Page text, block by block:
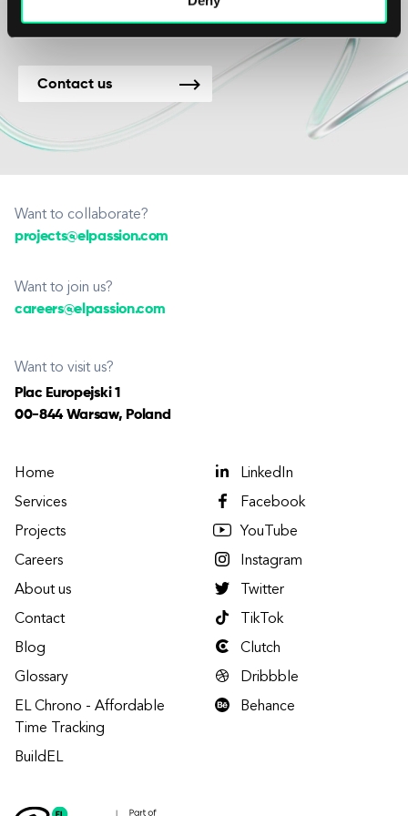
Contact us
Want to collaborate?
projects@elpassion.com
Want to join us?
careers@elpassion.com
Want to visit us?
Plac Europejski 1
00-844 Warsaw, Poland
Home
Services
Projects
Careers
About us
Contact
Blog
Glossary
EL Chrono - Affordable
Time Tracking
BuildEL
LinkedIn
Facebook
YouTube
Instagram
Twitter
TikTok
Clutch
Dribbble
Behance